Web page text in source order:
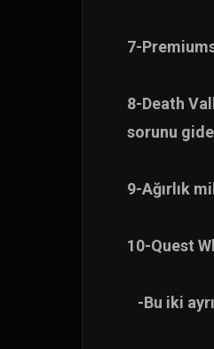
7-
8-Death
sorunu
9-Ağırlık
10-Quest
-Bu iki